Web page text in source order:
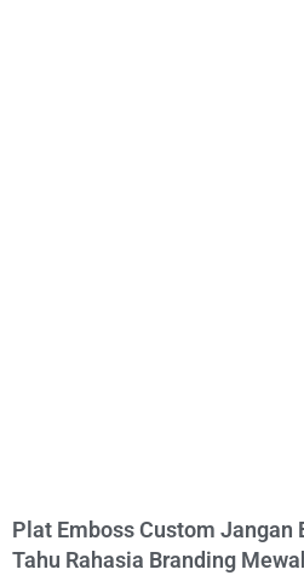
Plat Emboss Custom Jangan
Tahu Rahasia Branding